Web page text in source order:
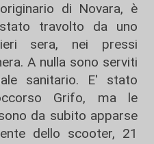
di Novara, è
travolto da uno
sera, nei pressi
A nulla sono serviti
sanitario. E' stato
Grifo, ma le
da subito apparse
dello scooter, 21